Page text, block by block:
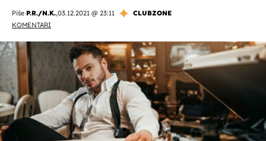
Piše P.R./N.K.,03.12.2021 @ 23:11
CLUBZONE
KOMENTARI
OMOGUĆI OBAVIJESTI